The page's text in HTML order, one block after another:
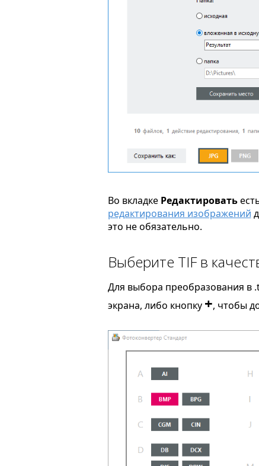
Во вкладке Редактировать
редактирования изображений
это не обязательно.
Выберите TIF в
Для выбора преобразования в
экрана, либо кнопку +, чтобы